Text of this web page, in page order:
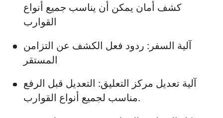
كشف أمان يمكن أن يناسب جميع أنواع
القوارب
آلية السفر: ردود فعل الكشف عن التزامن
المستقر
آلية تعديل مركز التعليق: التعديل قبل الرفع
مناسب لجميع أنواع القوارب.